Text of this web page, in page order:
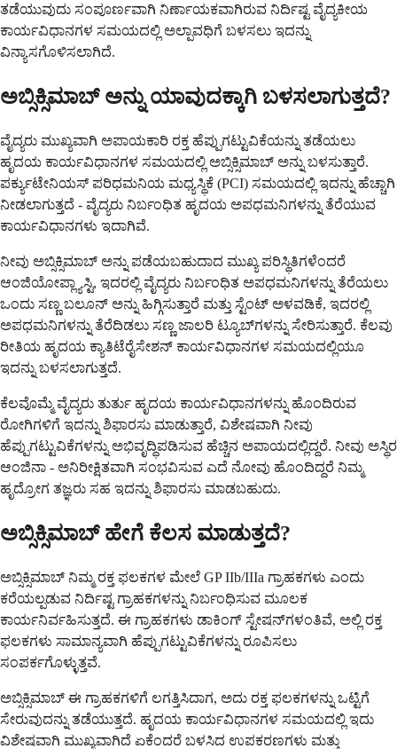
ತಡೆಯುವುದು ಸಂಪೂರ್ಣವಾಗಿ ನಿರ್ಣಾಯಕವಾಗಿರುವ ನಿರ್ದಿಷ್ಟ ವೈದ್ಯಕೀಯ
ಕಾರ್ಯವಿಧಾನಗಳ ಸಮಯದಲ್ಲಿ ಅಲ್ಪಾವಧಿಗೆ ಬಳಸಲು ಇದನ್ನು
ವಿನ್ಯಾಸಗೊಳಿಸಲಾಗಿದೆ.
ಅಬ್ಸಿಕ್ಸಿಮಾಬ್ ಅನ್ನು ಯಾವುದಕ್ಕಾಗಿ ಬಳಸಲಾಗುತ್ತದೆ?
ವೈದ್ಯರು ಮುಖ್ಯವಾಗಿ ಅಪಾಯಕಾರಿ ರಕ್ತ ಹೆಪ್ಪುಗಟ್ಟುವಿಕೆಯನ್ನು ತಡೆಯಲು
ಹೃದಯ ಕಾರ್ಯವಿಧಾನಗಳ ಸಮಯದಲ್ಲಿ ಅಬ್ಸಿಕ್ಸಿಮಾಬ್ ಅನ್ನು ಬಳಸುತ್ತಾರೆ.
ಪರ್ಕ್ಯುಟೇನಿಯಸ್ ಪರಿಧಮನಿಯ ಮಧ್ಯಸ್ಥಿಕೆ (PCI) ಸಮಯದಲ್ಲಿ ಇದನ್ನು ಹೆಚ್ಚಾಗಿ
ನೀಡಲಾಗುತ್ತದೆ - ವೈದ್ಯರು ನಿರ್ಬಂಧಿತ ಹೃದಯ ಅಪಧಮನಿಗಳನ್ನು ತೆರೆಯುವ
ಕಾರ್ಯವಿಧಾನಗಳು ಇದಾಗಿವೆ.
ನೀವು ಅಬ್ಸಿಕ್ಸಿಮಾಬ್ ಅನ್ನು ಪಡೆಯಬಹುದಾದ ಮುಖ್ಯ ಪರಿಸ್ಥಿತಿಗಳೆಂದರೆ
ಆಂಜಿಯೋಪ್ಲ್ಯಾಸ್ಟಿ, ಇದರಲ್ಲಿ ವೈದ್ಯರು ನಿರ್ಬಂಧಿತ ಅಪಧಮನಿಗಳನ್ನು ತೆರೆಯಲು
ಒಂದು ಸಣ್ಣ ಬಲೂನ್ ಅನ್ನು ಹಿಗ್ಗಿಸುತ್ತಾರೆ ಮತ್ತು ಸ್ಟೆಂಟ್ ಅಳವಡಿಕೆ, ಇದರಲ್ಲಿ
ಅಪಧಮನಿಗಳನ್ನು ತೆರೆದಿಡಲು ಸಣ್ಣ ಜಾಲರಿ ಟ್ಯೂಬ್‌ಗಳನ್ನು ಸೇರಿಸುತ್ತಾರೆ. ಕೆಲವು
ರೀತಿಯ ಹೃದಯ ಕ್ಯಾತಿಟೆರೈಸೇಶನ್ ಕಾರ್ಯವಿಧಾನಗಳ ಸಮಯದಲ್ಲಿಯೂ
ಇದನ್ನು ಬಳಸಲಾಗುತ್ತದೆ.
ಕೆಲವೊಮ್ಮೆ ವೈದ್ಯರು ತುರ್ತು ಹೃದಯ ಕಾರ್ಯವಿಧಾನಗಳನ್ನು ಹೊಂದಿರುವ
ರೋಗಿಗಳಿಗೆ ಇದನ್ನು ಶಿಫಾರಸು ಮಾಡುತ್ತಾರೆ, ವಿಶೇಷವಾಗಿ ನೀವು
ಹೆಪ್ಪುಗಟ್ಟುವಿಕೆಗಳನ್ನು ಅಭಿವೃದ್ಧಿಪಡಿಸುವ ಹೆಚ್ಚಿನ ಅಪಾಯದಲ್ಲಿದ್ದರೆ. ನೀವು ಅಸ್ಥಿರ
ಆಂಜಿನಾ - ಅನಿರೀಕ್ಷಿತವಾಗಿ ಸಂಭವಿಸುವ ಎದೆ ನೋವು ಹೊಂದಿದ್ದರೆ ನಿಮ್ಮ
ಹೃದ್ರೋಗ ತಜ್ಞರು ಸಹ ಇದನ್ನು ಶಿಫಾರಸು ಮಾಡಬಹುದು.
ಅಬ್ಸಿಕ್ಸಿಮಾಬ್ ಹೇಗೆ ಕೆಲಸ ಮಾಡುತ್ತದೆ?
ಅಬ್ಸಿಕ್ಸಿಮಾಬ್ ನಿಮ್ಮ ರಕ್ತ ಫಲಕಗಳ ಮೇಲೆ GP IIb/IIIa ಗ್ರಾಹಕಗಳು ಎಂದು
ಕರೆಯಲ್ಪಡುವ ನಿರ್ದಿಷ್ಟ ಗ್ರಾಹಕಗಳನ್ನು ನಿರ್ಬಂಧಿಸುವ ಮೂಲಕ
ಕಾರ್ಯನಿರ್ವಹಿಸುತ್ತದೆ. ಈ ಗ್ರಾಹಕಗಳು ಡಾಕಿಂಗ್ ಸ್ಟೇಷನ್‌ಗಳಂತಿವೆ, ಅಲ್ಲಿ ರಕ್ತ
ಫಲಕಗಳು ಸಾಮಾನ್ಯವಾಗಿ ಹೆಪ್ಪುಗಟ್ಟುವಿಕೆಗಳನ್ನು ರೂಪಿಸಲು
ಸಂಪರ್ಕಗೊಳ್ಳುತ್ತವೆ.
ಅಬ್ಸಿಕ್ಸಿಮಾಬ್ ಈ ಗ್ರಾಹಕಗಳಿಗೆ ಲಗತ್ತಿಸಿದಾಗ, ಅದು ರಕ್ತ ಫಲಕಗಳನ್ನು ಒಟ್ಟಿಗೆ
ಸೇರುವುದನ್ನು ತಡೆಯುತ್ತದೆ. ಹೃದಯ ಕಾರ್ಯವಿಧಾನಗಳ ಸಮಯದಲ್ಲಿ ಇದು
ವಿಶೇಷವಾಗಿ ಮುಖ್ಯವಾಗಿದೆ ಏಕೆಂದರೆ ಬಳಸಿದ ಉಪಕರಣಗಳು ಮತ್ತು